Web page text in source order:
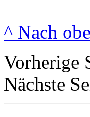
^ Nach
Vorherige
Nächste